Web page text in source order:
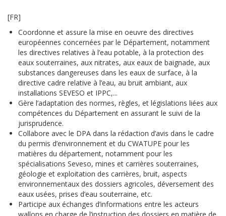
[FR]
Coordonne et assure la mise en oeuvre des directives
européennes concernées par le Département, notamment
les directives relatives à l’eau potable, à la protection des
eaux souterraines, aux nitrates, aux eaux de baignade, aux
substances dangereuses dans les eaux de surface, à la
directive cadre relative à l’eau, au bruit ambiant, aux
installations SEVESO et IPPC,...
Gère l’adaptation des normes, règles, et législations liées aux
compétences du Département en assurant le suivi de la
jurisprudence.
Collabore avec le DPA dans la rédaction d’avis dans le cadre
du permis d’environnement et du CWATUPE pour les
matières du département, notamment pour les
spécialisations Seveso, mines et carrières souterraines,
géologie et exploitation des carrières, bruit, aspects
environnementaux des dossiers agricoles, déversement des
eaux usées, prises d’eau souterraine, etc.
Participe aux échanges d’informations entre les acteurs